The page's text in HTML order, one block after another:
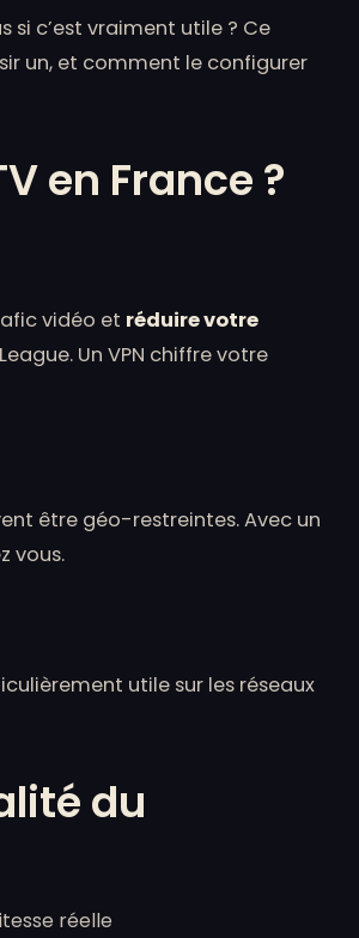
si c’est vraiment utile ? Ce
un, et comment le configurer
en France ?
vidéo et réduire votre
Un VPN chiffre votre
être géo-restreintes. Avec un
vous.
utile sur les réseaux
du
réelle